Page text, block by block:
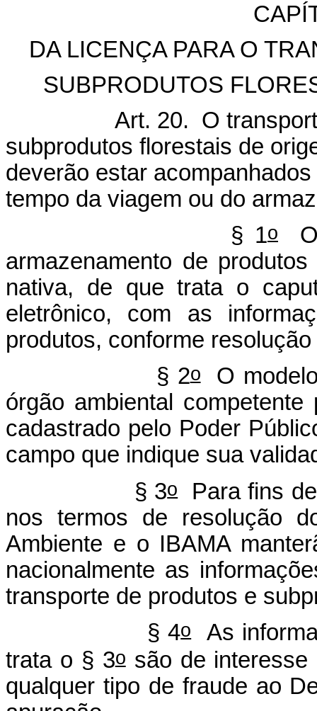
DA LICENÇA PARA O
SUBPRODUTOS
Art. 20. O
subprodutos florestais de
deverão estar
tempo da viagem ou do
1oO
armazenamento de
nativa, de que trata o
eletrônico, com as
produtos, conforme
2oO modelo
órgão ambiental
cadastrado pelo Poder
campo que indique sua
3oPara fins de
nos termos de resolução
Ambiente e o IBAMA
nacionalmente as
transporte de produtos e
4oAs
trata o § 3osão de interesse
qualquer tipo de fraude ao